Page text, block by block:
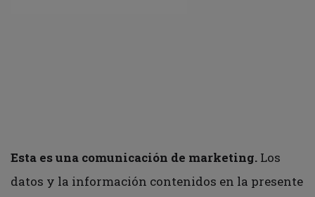
Esta es una comunicación de marketing. Los
datos y la información contenidos en la presente